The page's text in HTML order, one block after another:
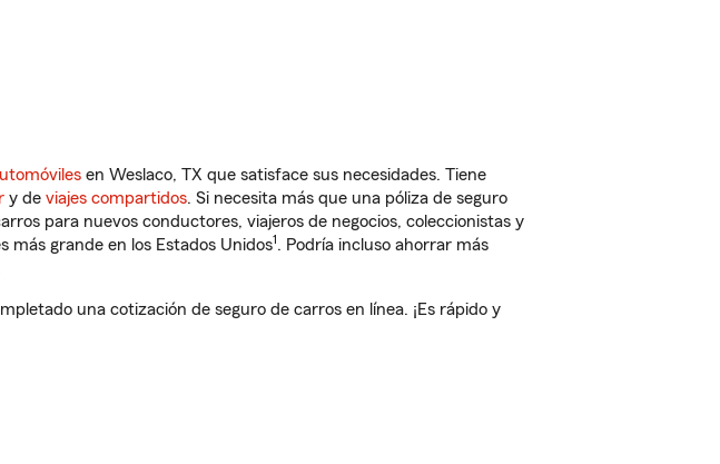
en Weslaco, TX que satisface sus necesidades. Tiene
y de viajes compartidos. Si necesita más que una póliza de seguro
para nuevos conductores, viajeros de negocios, coleccionistas y
más grande en los Estados Unidos1. Podría incluso ahorrar más
una cotización de seguro de carros en línea. ¡Es rápido y